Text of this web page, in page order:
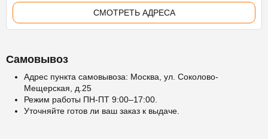
СМОТРЕТЬ АДРЕСА
Самовывоз
Адрес пункта самовывоза: Москва, ул. Соколово-
Мещерская, д.25
Режим работы ПН-ПТ 9:00–17:00.
Уточняйте готов ли ваш заказ к выдаче.